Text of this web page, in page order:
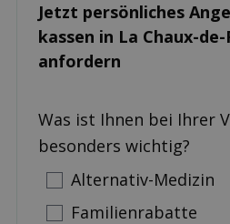
Jetzt persönliches
kassen in La Chaux-
anfordern
Was ist Ihnen bei Ihrer
besonders wichtig?
Alternativ-Medizin
Familienrabatte